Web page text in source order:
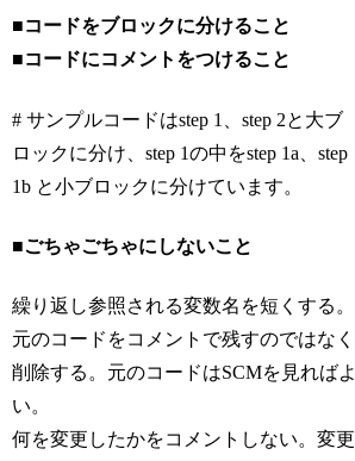
■コードをブロックに分けること
■コードにコメントをつけること
# サンプルコードはstep 1、step 2と大ブ
ロックに分け、step 1の中をstep 1a、step
1b と小ブロックに分けています。
■ごちゃごちゃにしないこと
繰り返し参照される変数名を短くする。
元のコードをコメントで残すのではなく
削除する。元のコードはSCMを見ればよ
い。
何を変更したかをコメントしない。変更